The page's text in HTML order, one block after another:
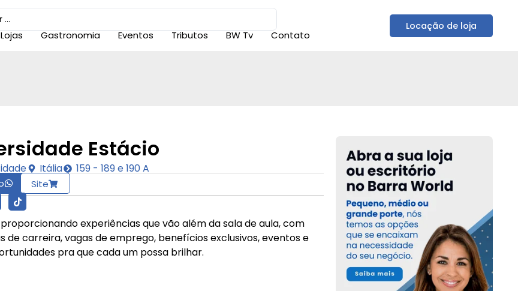
Lojas Gastronomia Eventos Tributos BW Tv Contato
Locação de loja
Itália 159 - 189 e 190 A
Site
experiências que vão além da sala de aula, com
de carreira, vagas de emprego, benefícios exclusivos, eventos e
pra que cada um possa brilhar.
Estácio